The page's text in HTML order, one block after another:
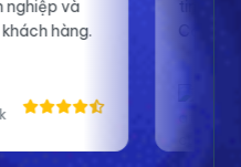
và tương tác với fan.
Bigo